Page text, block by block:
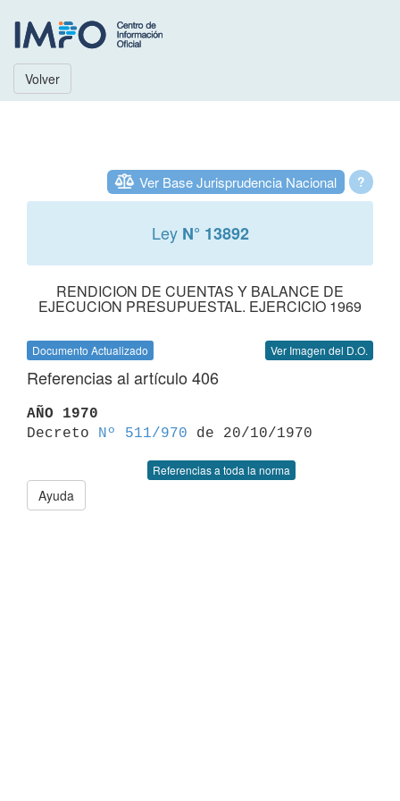
Volver
?
Ver Base Jurisprudencia Nacional
Ley N° 13892
RENDICION DE CUENTAS Y BALANCE DE
EJECUCION PRESUPUESTAL. EJERCICIO 1969
Documento Actualizado Ver Imagen del D.O.
Referencias al artículo 406
AÑO 1970
Decreto
Nº 511/970
Referencias a toda la norma
Ayuda